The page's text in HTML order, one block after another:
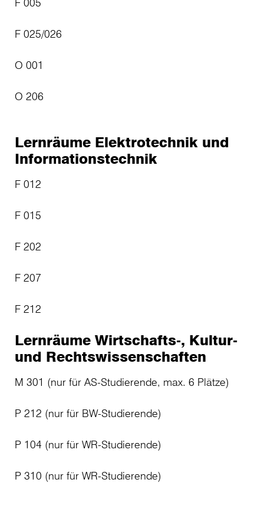
F 025/026
O 001
O 206
Lernräume Elektrotechnik und
Informationstechnik
F 012
F 015
F 202
F 207
F 212
Lernräume Wirtschafts-, Kultur-
und Rechtswissenschaften
M 301 (nur für AS-Studierende, max. 6 Plätze)
P 212 (nur für BW-Studierende)
P 104 (nur für WR-Studierende)
P 310 (nur für WR-Studierende)